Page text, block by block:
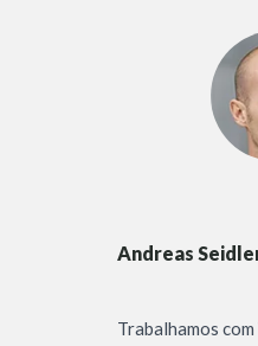
Andreas
Trabalhamos